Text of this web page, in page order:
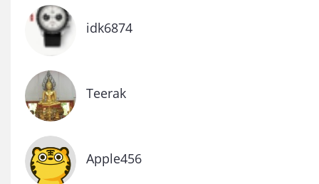
idk6874
Teerak
Apple456